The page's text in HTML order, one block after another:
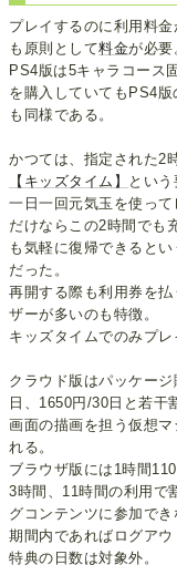
プレイするのに利用料
も原則として料金が必要
PS4版は5キャラコース
を購入していてもPS4
も同様である。
かつては、指定された2
【キッズタイム】
という
一日一回元気玉を使っ
だけならこの2時間でも
も気軽に復帰できると
だった。
再開する際も利用券を
ザーが多いのも特徴。
キッズタイムでのみプレ
クラウド版はパッケー
日、1650円/30日と若干
画面の描画を担う仮想
れる。
ブラウザ版には1時間
3時間、11時間の利用で
グコンテンツに参加で
期間内であればログア
特典の日数は対象外。